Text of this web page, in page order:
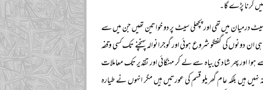
کرنا پڑے گا۔
درمیان میں تھی اور پچھلی سیٹ پر دو خواتین تھیں جن میں سے
کی گفتگو شروع ہوئی اور گوجرانوالہ پہنچنے تک کسی وقفہ
اور پھر شادی بیاہ سے لے کر مہنگائی اور تقدیر تک معاملات
ہیں بلکہ عام گھریلو قسم کی عورتیں ہیں مگر انہوں نے طیارہ